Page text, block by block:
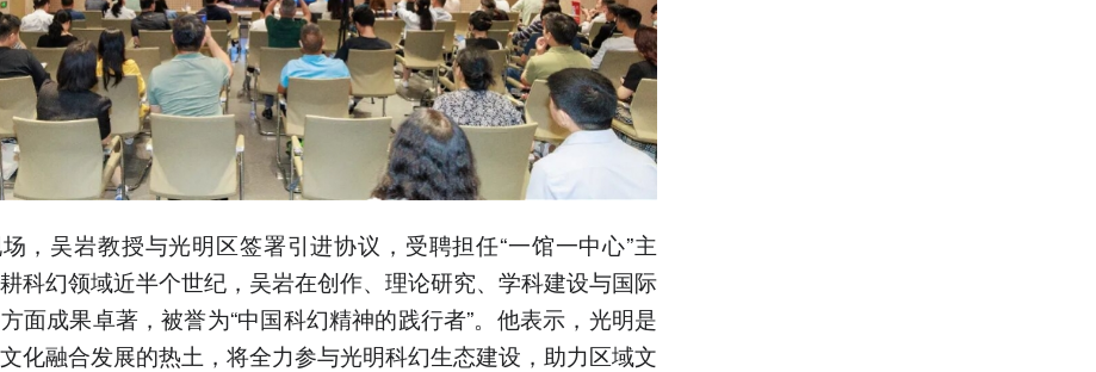
，吴岩教授与光明区签署引进协议，受聘担任“一馆一中心”主
科幻领域近半个世纪，吴岩在创作、理论研究、学科建设与国际
面成果卓著，被誉为“中国科幻精神的践行者”。他表示，光明是
化融合发展的热土，将全力参与光明科幻生态建设，助力区域文